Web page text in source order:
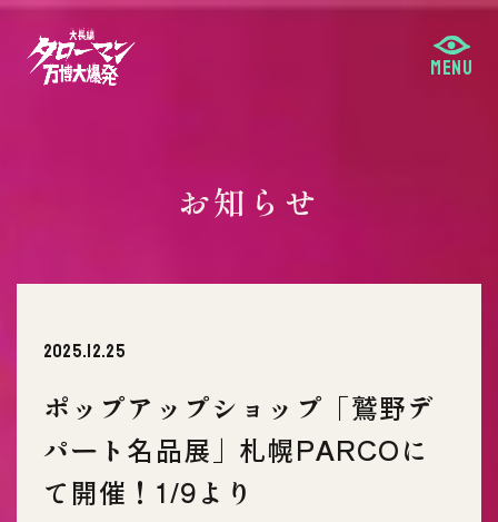
お知らせ
2025.12.25
ポップアップショップ「鷲野デ
パート名品展」札幌PARCOに
て開催！1/9より